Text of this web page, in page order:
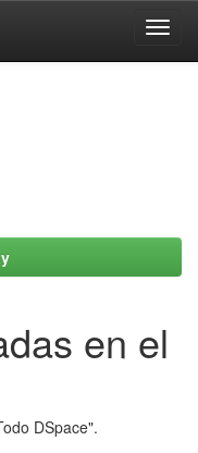
en el
DSpace".